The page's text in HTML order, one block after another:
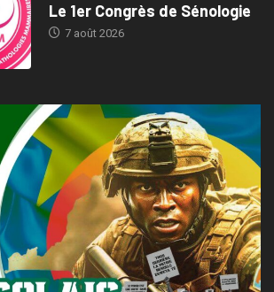
Le 1er Congrès de Sénologie
7 août 2026